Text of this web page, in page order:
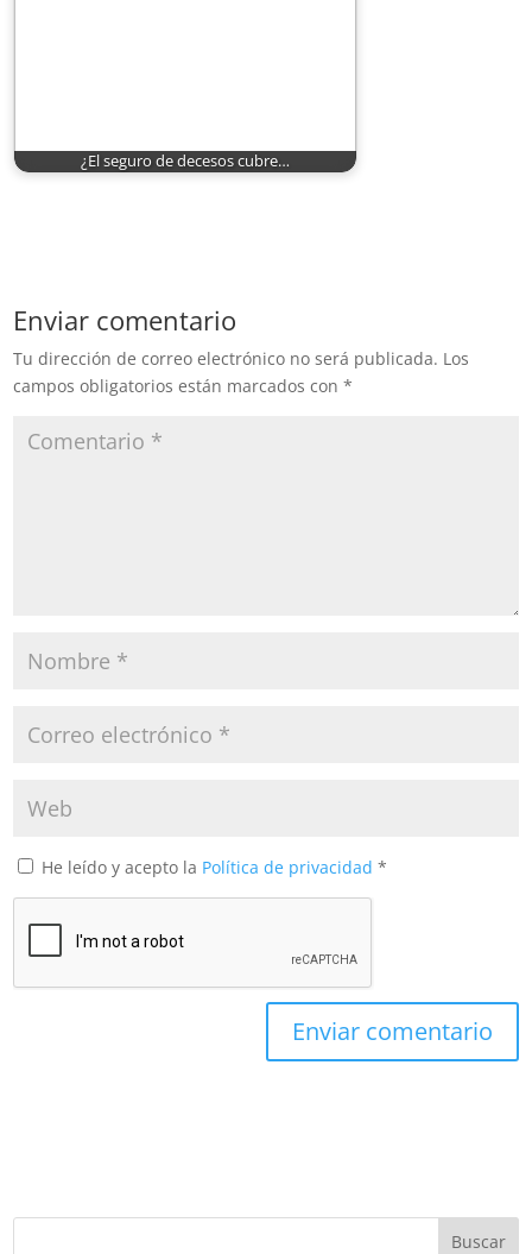
¿El seguro de decesos cubre…
Enviar comentario
Tu dirección de correo electrónico no será publicada. Los
campos obligatorios están marcados con*
He leído y acepto la Política de privacidad*
Buscar